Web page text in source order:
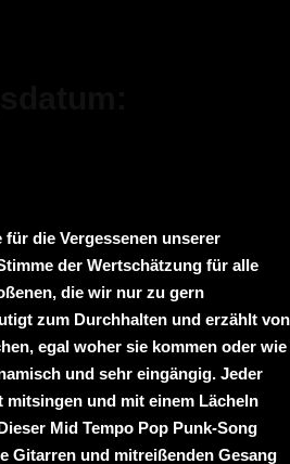
für die Vergessenen unserer
der Wertschätzung für alle
die wir nur zu gern
zum Durchhalten und erzählt von
egal woher sie kommen oder wie
und sehr eingängig. Jeder
und mit einem Lächeln
Mid Tempo Pop Punk-Song
Gitarren und mitreißenden Gesang